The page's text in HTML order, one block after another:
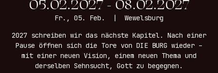
05.02.2027 - 08.02.2027
Fr., 05. Feb.
  |
Wewelsburg
2027 schreiben wir das nächste Kapitel. Nach einer
Pause öffnen sich die Tore von DIE BURG wieder –
mit einer neuen Vision, einem neuen Thema und